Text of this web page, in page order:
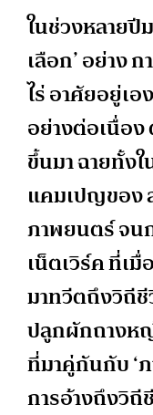
ในช่วงหลายปี
เลือก’ อย่าง
ไร่ อาศัยอยู่เอ
อย่างต่อเนื่อ
ขึ้นมา ฉายทั้ง
แคมเปญของ
ภาพยนตร์ จน
เน็ตเวิร์ค ที่เ
มาทวีตถึงวิถี
ปลูกผักถางห
ที่มาคู่กันกับ ‘
การอ้างถึงวิ